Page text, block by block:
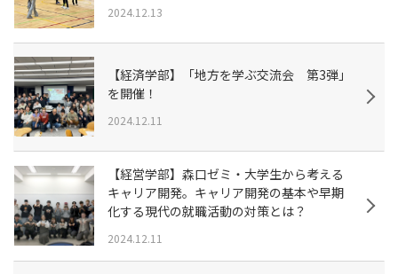
2024.12.13
【経済学部】「地方を学ぶ交流会 第3弾」
を開催！
2024.12.11
【経営学部】森口ゼミ・大学生から考える
キャリア開発。キャリア開発の基本や早期
化する現代の就職活動の対策とは？
2024.12.11